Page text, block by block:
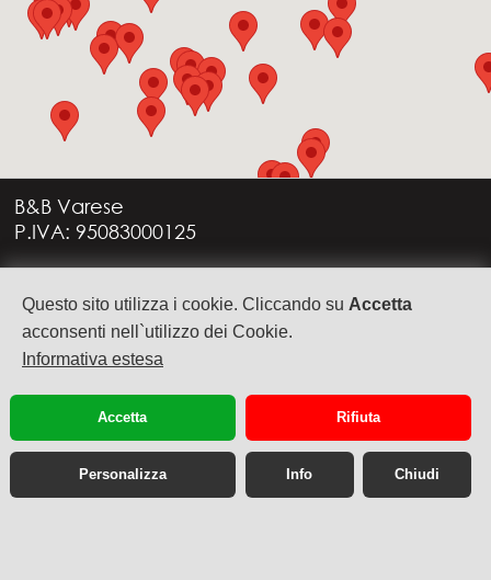
Questo sito utilizza i cookie. Cliccando su Accetta
acconsenti nell`utilizzo dei Cookie.
Informativa estesa
Accetta Rifiuta
Personalizza Info Chiudi
B&B Varese
P.IVA: 95083000125
21949 CASTRONNO (VA)
+39 335 6088957
info@bbvarese.it
cookie